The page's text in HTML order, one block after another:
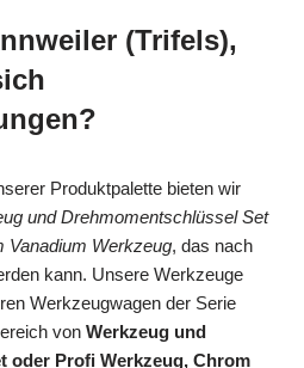
(Trifels),
Produktpalette bieten wir
und Drehmomentschlüssel Set
Vanadium Werkzeug, das nach
kann. Unsere Werkzeuge
Werkzeugwagen der Serie
von Werkzeug und
oder Profi Werkzeug, Chrom